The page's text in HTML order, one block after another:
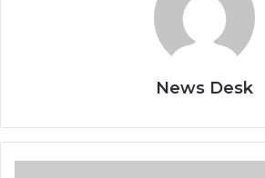
News Desk